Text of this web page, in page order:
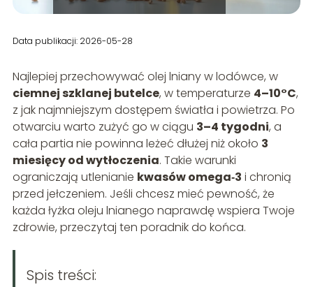
Data publikacji: 2026-05-28
Najlepiej przechowywać olej lniany w lodówce, w
ciemnej szklanej butelce, w temperaturze 4–10°C,
z jak najmniejszym dostępem światła i powietrza. Po
otwarciu warto zużyć go w ciągu 3–4 tygodni, a
cała partia nie powinna leżeć dłużej niż około 3
miesięcy od wytłoczenia. Takie warunki
ograniczają utlenianie kwasów omega‑3 i chronią
przed jełczeniem. Jeśli chcesz mieć pewność, że
każda łyżka oleju lnianego naprawdę wspiera Twoje
zdrowie, przeczytaj ten poradnik do końca.
Spis treści: